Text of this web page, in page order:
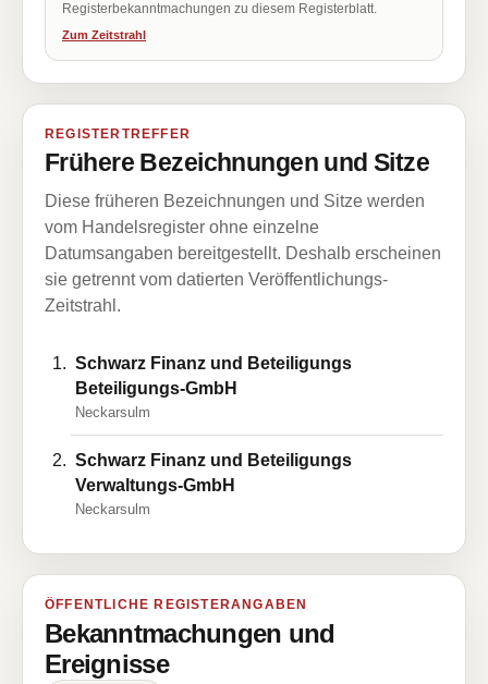
Registerbekanntmachungen zu diesem Registerblatt.
Zum Zeitstrahl
REGISTERTREFFER
Frühere Bezeichnungen und Sitze
Diese früheren Bezeichnungen und Sitze werden
vom Handelsregister ohne einzelne
Datumsangaben bereitgestellt. Deshalb erscheinen
sie getrennt vom datierten Veröffentlichungs-
Zeitstrahl.
Schwarz Finanz und Beteiligungs
Beteiligungs-GmbH
Neckarsulm
Schwarz Finanz und Beteiligungs
Verwaltungs-GmbH
Neckarsulm
ÖFFENTLICHE REGISTERANGABEN
Bekanntmachungen und
Ereignisse